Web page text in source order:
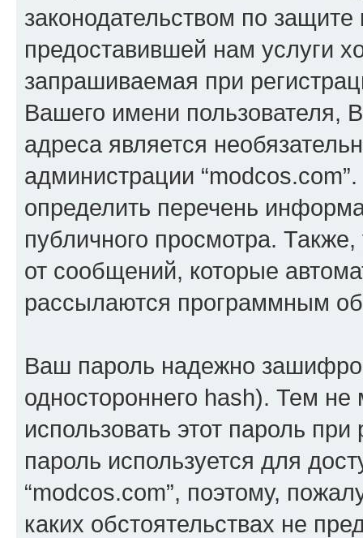
законодательством по
предоставившей нам услуги
запрашиваемая при
Вашего имени пользователя,
адреса является
администрации
определить перечень
публичного просмотра.
от сообщений, которые
рассылаются программным
Ваш пароль надежно
одностороннего hash). Тем
использовать этот пароль
пароль используется для
“modcos.com”, поэтому,
каких обстоятельствах не